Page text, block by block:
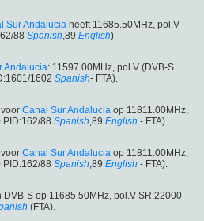
Sur Andalucia heeft 11685.50MHz, pol.V
88 Spanish,89 English)
Andalucia: 11597.00MHz, pol.V (DVB-S
1602 Spanish- FTA).
Canal Sur Andalucia op 11811.00MHz,
PID:162/88 Spanish,89 English - FTA).
Canal Sur Andalucia op 11811.00MHz,
PID:162/88 Spanish,89 English - FTA).
DVB-S op 11685.50MHz, pol.V SR:22000
(FTA).